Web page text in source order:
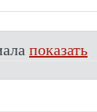
показать